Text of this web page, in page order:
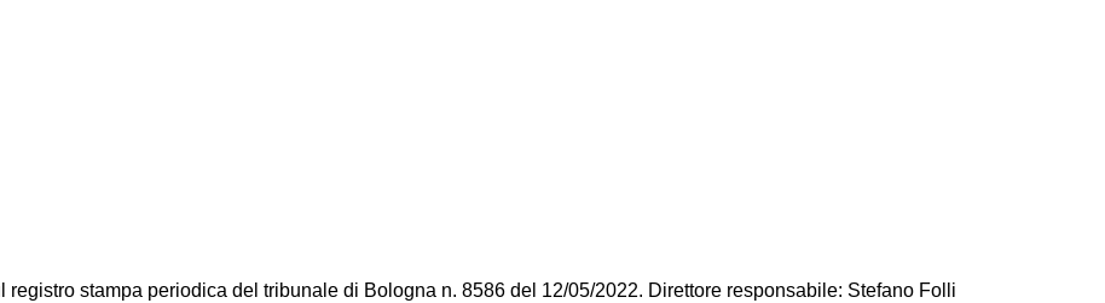
registro stampa periodica del tribunale di Bologna n. 8586 del 12/05/2022. Direttore responsabile: Stefano Folli